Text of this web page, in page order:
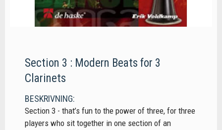
Section 3 : Modern Beats for 3
Clarinets
BESKRIVNING:
Section 3 - that’s fun to the power of three, for three
players who sit together in one section of an